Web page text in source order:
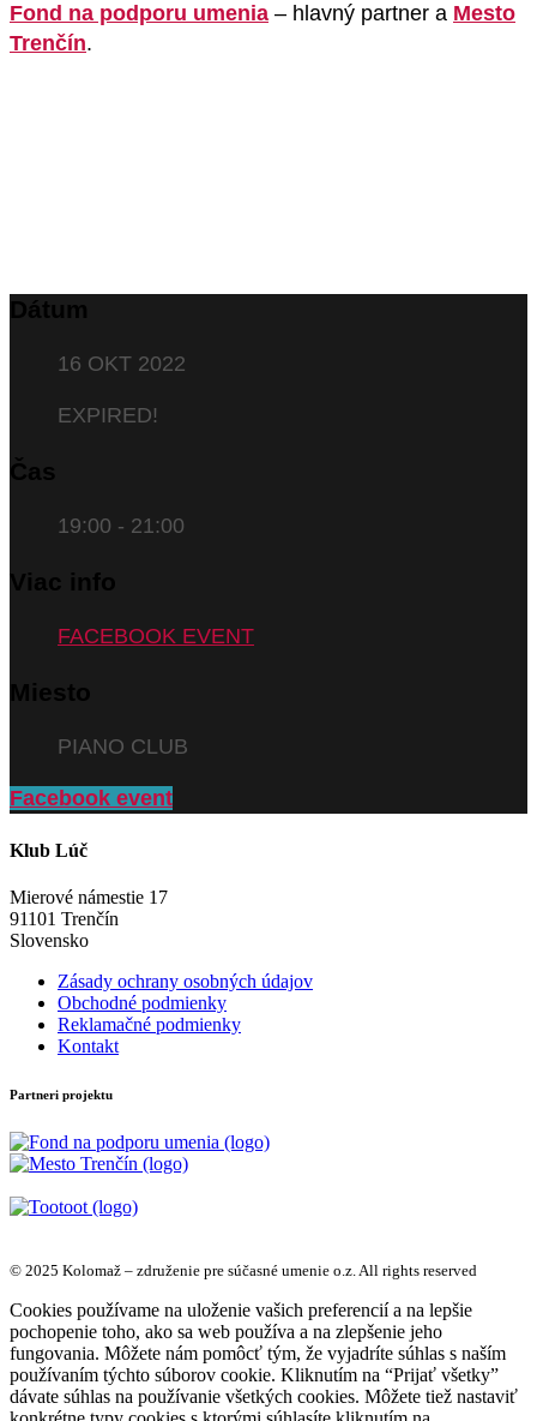
Fond na podporu umenia – hlavný partner a Mesto
Trenčín.
Dátum
16 OKT 2022
EXPIRED!
Čas
19:00 - 21:00
Viac info
FACEBOOK EVENT
Miesto
PIANO CLUB
Facebook event
Klub Lúč
Mierové námestie 17
91101 Trenčín
Slovensko
Zásady ochrany osobných údajov
Obchodné podmienky
Reklamačné podmienky
Kontakt
Partneri projektu
© 2025 Kolomaž – združenie pre súčasné umenie o.z. All rights reserved
Cookies používame na uloženie vašich preferencií a na lepšie
pochopenie toho, ako sa web používa a na zlepšenie jeho
fungovania. Môžete nám pomôcť tým, že vyjadríte súhlas s naším
používaním týchto súborov cookie. Kliknutím na “Prijať všetky”
dávate súhlas na používanie všetkých cookies. Môžete tiež nastaviť